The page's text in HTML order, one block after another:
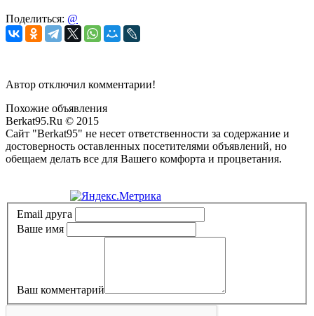
Поделиться: @
Автор отключил комментарии!
Похожие объявления
Berkat95.Ru © 2015
Сайт "Berkat95" не несет ответственности за содержание и
достоверность оставленных посетителями объявлений, но
обещаем делать все для Вашего комфорта и процветания.
Email друга
Ваше имя
Ваш комментарий